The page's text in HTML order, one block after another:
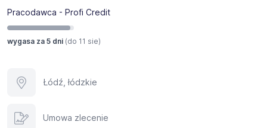
Pracodawca - Profi Credit
wygasa za 5 dni (do 11 sie)
Łódź, łódzkie
Umowa zlecenie